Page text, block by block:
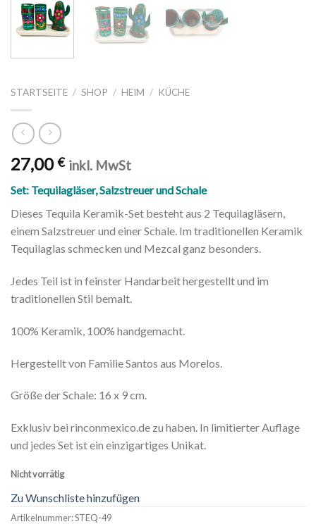
STARTSEITE / SHOP / HEIM / KÜCHE
27,00€ inkl. MwSt
Set: Tequilagläser, Salzstreuer und Schale
Dieses Tequila Keramik-Set besteht aus 2 Tequilagläsern,
einem Salzstreuer und einer Schale. Im traditionellen Keramik
Tequilaglas schmecken und Mezcal ganz besonders.
Jedes Teil ist in feinster Handarbeit hergestellt und im
traditionellen Stil bemalt.
100% Keramik, 100% handgemacht.
Hergestellt von Familie Santos aus Morelos.
Größe der Schale: 16 x 9 cm.
Exklusiv bei rinconmexico.de zu haben. In limitierter Auflage
und jedes Set ist ein einzigartiges Unikat.
Nicht vorrätig
Zu Wunschliste hinzufügen
Artikelnummer:STEQ-49